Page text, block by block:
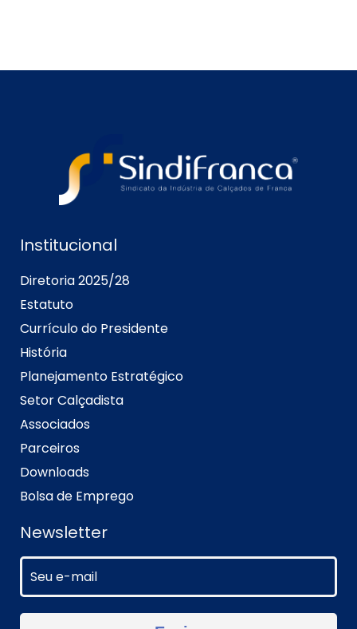
Institucional
Diretoria 2025/28
Estatuto
Currículo do Presidente
História
Planejamento Estratégico
Setor Calçadista
Associados
Parceiros
Downloads
Bolsa de Emprego
Newsletter